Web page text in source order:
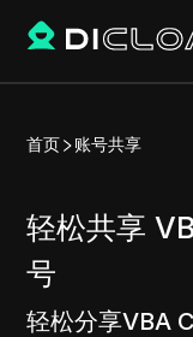
首页 账号共享
轻松共享
号
轻松分享VBA